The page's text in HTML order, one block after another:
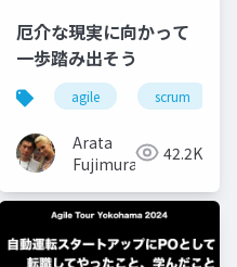
厄介な現実に向かって
一歩踏み出そう
agile scrum
Arata
Fujimura
42.2K